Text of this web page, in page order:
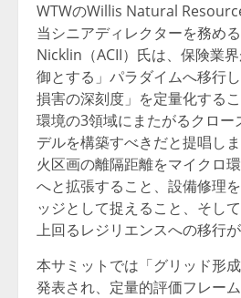
WTWのWillis Natural
当シニアディレクターを務め
Nicklin（ACII）氏は、保険業
御とする」パラダイムへ移行
損害の深刻度」を定量化する
環境の3領域にまたがるクロー
デルを構築すべきだと提唱し
火区画の離隔距離をマイクロ
へと拡張すること、設備修理
ッジとして捉えること、そし
上回るレジリエンスへの移行が
本サミットでは「グリッド形
発表され、定量的評価フレー